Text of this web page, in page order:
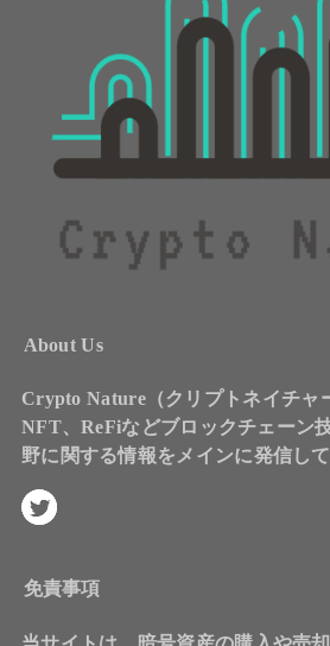
About Us
Crypto Nature（クリプトネイチャ
NFT、ReFiなどブロックチェーン
野に関する情報をメインに発信して
免責事項